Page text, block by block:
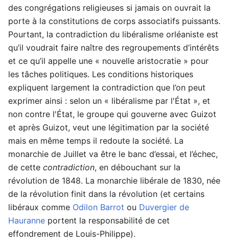
des congrégations religieuses si jamais on ouvrait la
porte à la constitutions de corps associatifs puissants.
Pourtant, la contradiction du libéralisme orléaniste est
qu’il voudrait faire naître des regroupements d’intérêts
et ce qu’il appelle une « nouvelle aristocratie » pour
les tâches politiques. Les conditions historiques
expliquent largement la contradiction que l’on peut
exprimer ainsi : selon un « libéralisme par l'État », et
non contre l'État, le groupe qui gouverne avec Guizot
et après Guizot, veut une légitimation par la société
mais en même temps il redoute la société. La
monarchie de Juillet va être le banc d’essai, et l’échec,
de cette contradiction, en débouchant sur la
révolution de 1848. La monarchie libérale de 1830, née
de la révolution finit dans la révolution (et certains
libéraux comme Odilon Barrot ou Duvergier de
Hauranne portent la responsabilité de cet
effondrement de Louis-Philippe).